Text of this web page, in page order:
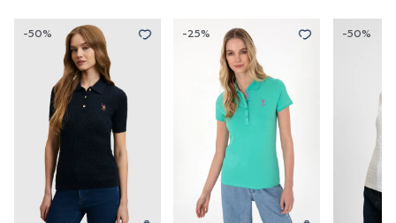
-50% -25% -50%